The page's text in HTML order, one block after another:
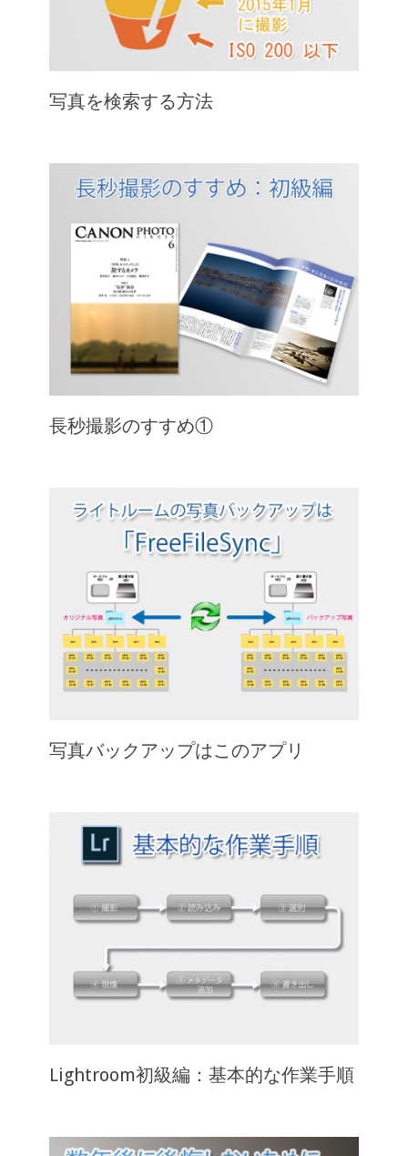
写真を検索する方法
長秒撮影のすすめ①
写真バックアップはこのアプリ
Lightroom初級編：基本的な作業手順